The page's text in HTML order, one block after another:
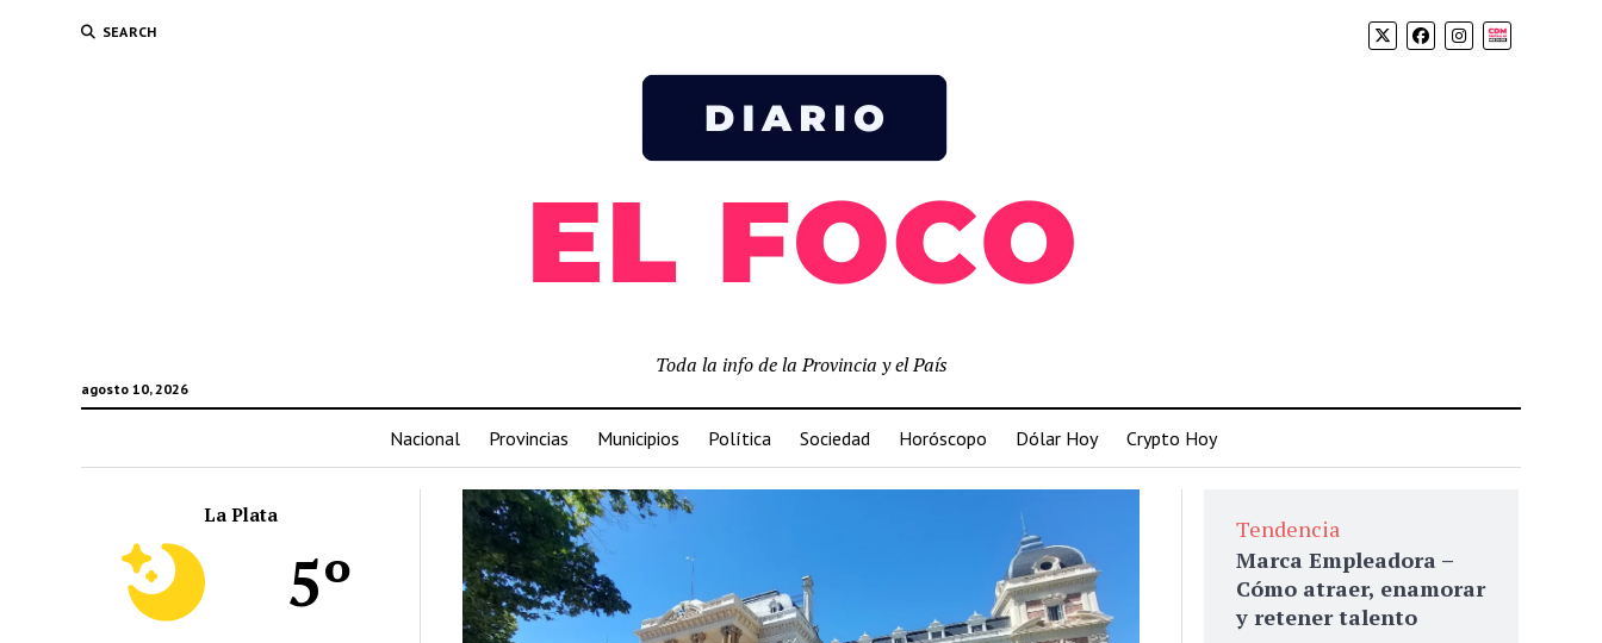
SEARCH Biolink
agosto 10, 2026
Toda la info de la Provincia y el País
Nacional Provincias Municipios Política Sociedad Horóscopo Dólar Hoy Crypto Hoy
La Plata
5º
Tendencia
Marca Empleadora –
Cómo atraer, enamorar
y retener talento